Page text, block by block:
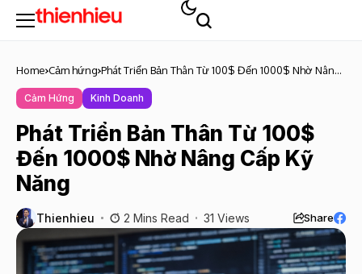
Home Cảm hứng Phát Triển Bản Thân Từ 100$ Đến 1000$ Nhờ Nâng
Cảm Hứng Kinh Doanh
Phát Triển Bản Thân Từ 100$
Đến 1000$ Nhờ Nâng Cấp Kỹ
Năng
Thienhieu 2 Mins Read 31 Views Share